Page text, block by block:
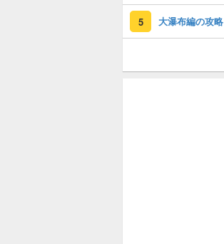
5 大瀑布編の攻略